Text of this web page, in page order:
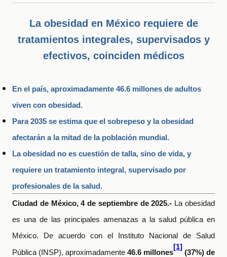
La obesidad en México requiere de
tratamientos integrales, supervisados y
efectivos, coinciden médicos
En el país, aproximadamente 46.6 millones de adultos
viven con obesidad.
Para 2035 se estima que el sobrepeso y la obesidad
afectarán a la mitad de la población mundial.
La obesidad no es cuestión de talla, sino de vida, y
requiere un tratamiento integral, supervisado por
profesionales de la salud.
Ciudad de México, 4 de septiembre de 2025.- La obesidad
es una de las principales amenazas a la salud pública en
México. De acuerdo con el Instituto Nacional de Salud
Pública (INSP), aproximadamente 46.6 millones
[1]
(37%) de